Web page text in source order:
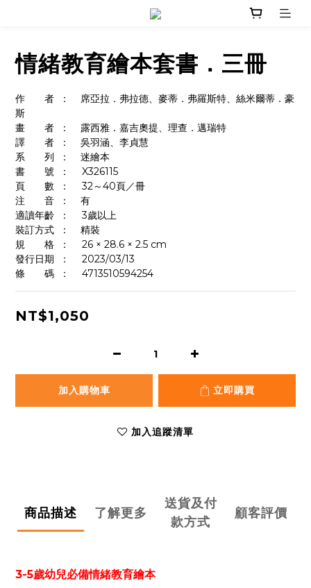
情緒教育繪本套書．三冊
作　　者	：    席亞拉．弗拉德、麥蒂．弗羅斯特、絲米爾蒂．豪
斯
畫　　者	：    露西雅．嘉吉奧提、理查．邁瑞特
譯　　者	：    吳羽涵、李貞慧
系　　列	：    迷繪本
書　　號	：	X326115
頁　　數	：	32～40頁／冊
注　　音	：    有
適讀年齡	：	3歲以上
裝訂方式	：    精裝
規　　格	：	26 × 28.6 × 2.5 cm
發行日期	：	2023/03/13
條　　碼	：  	4713510594254
NT$1,050
加入購物車 立即購買
加入追蹤清單
商品描述 了解更多
送貨及付
款方式
顧客評價
3-5歲幼兒必備情緒教育繪本